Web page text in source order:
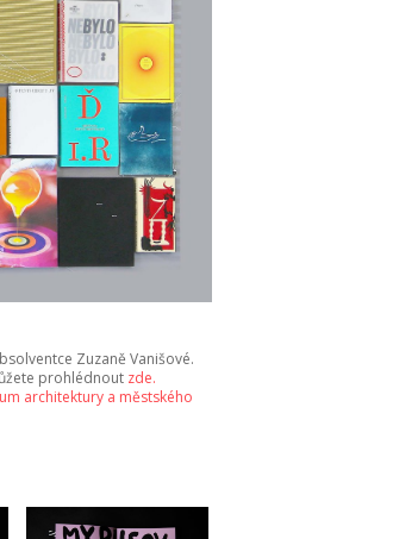
Zuzaně Vanišové.
prohlédnout zde.
architektury a městského